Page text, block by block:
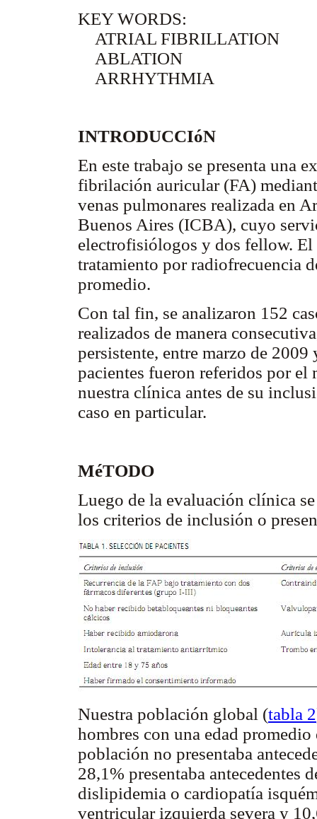
KEY WORDS:
ATRIAL FIBRILLATION
ABLATION
ARRHYTHMIA
INTRODUCCIóN
En este trabajo se presenta una
fibrilación auricular (FA)
venas pulmonares realizada en
Buenos Aires (ICBA), cuyo
electrofisiólogos y dos fellow. El
tratamiento por radiofrecuencia
promedio.
Con tal fin, se analizaron 152
realizados de manera
persistente, entre marzo de
pacientes fueron referidos por el
nuestra clínica antes de su
caso en particular.
MéTODO
Luego de la evaluación clínica
los criterios de inclusión o
Nuestra población global (tabla 2
hombres con una edad
población no presentaba
28,1% presentaba antecedentes
dislipidemia o cardiopatía
ventricular izquierda severa y